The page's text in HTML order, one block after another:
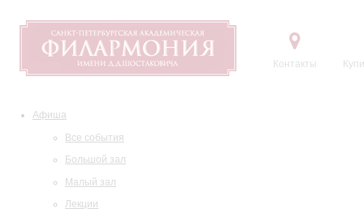
Контакты
Афиша
Все события
Большой зал
Малый зал
Лекции